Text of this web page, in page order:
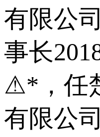
有限公
事长
⚠*，任
有限公